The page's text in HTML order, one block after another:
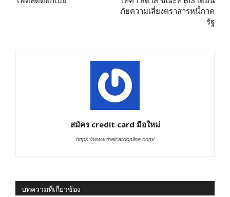
ภัยความเสี่ยงตราสารหนี้ภาค
รัฐ
สมัคร credit card มือใหม่
https://www.thaicardonline.com/
บทความที่เกี่ยวข้อง